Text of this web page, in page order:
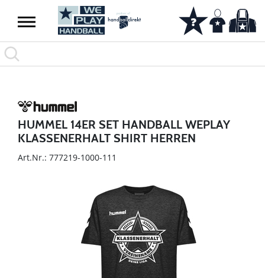
HUMMEL 14ER SET HANDBALL WEPLAY
KLASSENERHALT SHIRT HERREN
Art.Nr.: 777219-1000-111